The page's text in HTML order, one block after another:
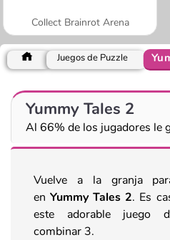
Collect Brainrot Arena
Juegos de Puzzle
Yummy Tales 2
Al 66% de los jugadores le
Vuelve a la granja
en Yummy Tales 2. Es
este adorable juego
combinar 3.